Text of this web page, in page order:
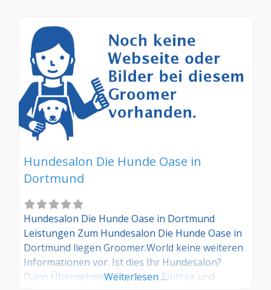
Hundesalon Die Hunde Oase in
Dortmund
Hundesalon Die Hunde Oase in Dortmund
Leistungen Zum Hundesalon Die Hunde Oase in
Dortmund liegen Groomer.World keine weiteren
Informationen vor. Ist dies Ihr Hundesalon?
Dann Übernehmen Sie diesen Eintrag und
Weiterlesen …